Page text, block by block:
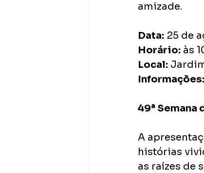
amizade.
Data: 25 de
Horário: às
Local:
Informações:
49ª Semana
A
histórias
as raízes de